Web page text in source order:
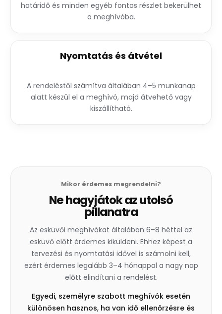
határidő és minden egyéb fontos részlet bekerülhet
a meghívóba.
Nyomtatás és átvétel
A rendeléstől számítva általában 4–5 munkanap
alatt készül el a meghívó, majd átvehető vagy
kiszállítható.
Mikor érdemes megrendelni?
Ne hagyjátok az utolsó
pillanatra
Az esküvői meghívókat általában 6–8 héttel az
esküvő előtt érdemes kiküldeni. Ehhez képest a
tervezési és nyomtatási idővel is számolni kell,
ezért érdemes legalább 3–4 hónappal a nagy nap
előtt elindítani a rendelést.
Egyedi, személyre szabott meghívók esetén
különösen hasznos, ha van idő ellenőrzésre és